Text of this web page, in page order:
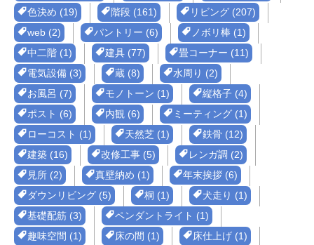
色決め (19)
階段 (161)
リビング (207)
web (2)
パントリー (6)
ノボリ棒 (1)
中二階 (1)
建具 (77)
畳コーナー (11)
電気設備 (3)
蔵 (8)
水周り (2)
お風呂 (7)
モノトーン (1)
縦格子 (4)
ポスト (6)
内観 (6)
ミーティング (1)
ローコスト (1)
天然芝 (1)
鉄骨 (12)
建築 (16)
改修工事 (5)
レンガ調 (2)
見所 (2)
真壁納め (1)
年末挨拶 (6)
ダウンリビング (5)
桐 (1)
犬走り (1)
基礎配筋 (3)
ペンダントライト (1)
趣味空間 (1)
床の間 (1)
床仕上げ (1)